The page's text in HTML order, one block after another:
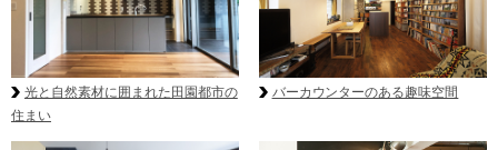
光と自然素材に囲まれた田園都市の
住まい
バーカウンターのある趣味空間